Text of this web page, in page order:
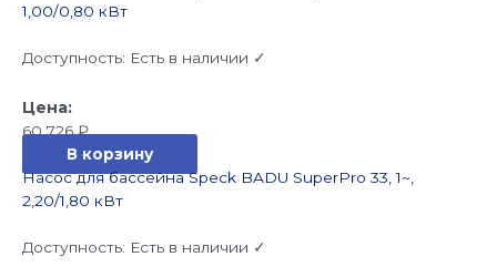
1,00/0,80 кВт
Доступность: Есть в наличии ✓
60 726₽
В корзину
Насос для бассейна Speck BADU SuperPro 33, 1~,
2,20/1,80 кВт
Доступность: Есть в наличии ✓